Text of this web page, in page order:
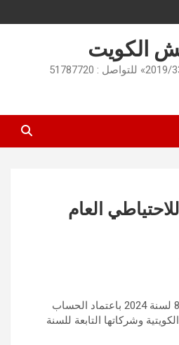
الكويت
للاحتياطي العام
صدر مرسوم بقانون رقم 89 لسنة 2024 باعتماد الحساب
وشركاتها التابعة للسنة